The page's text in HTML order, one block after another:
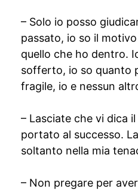
– Solo io posso
passato, io so il
quello che ho dentro.
sofferto, io so quanto
fragile, io e nessun
– Lasciate che vi dica
portato al successo.
soltanto nella mia
– Non pregare per